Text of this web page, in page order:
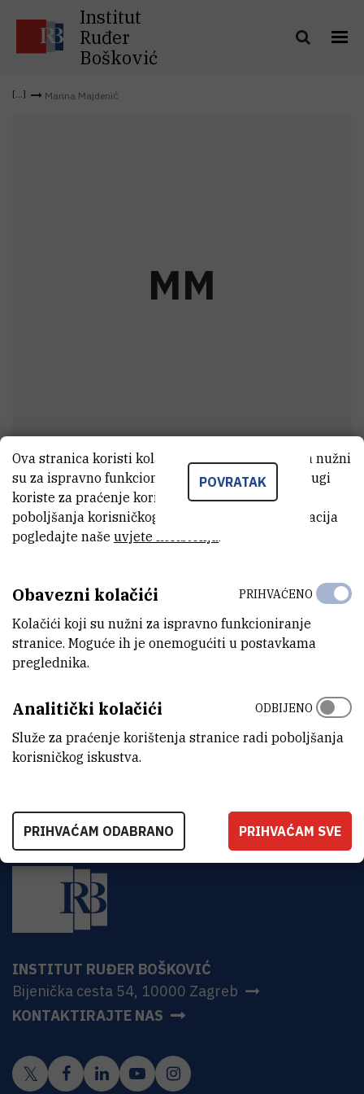
Institut
Ruđer
Bošković
Marina Majdenić
MM
MarinaMajdenić
informatički suradnik
E-MAIL
mamajdeni@irb.hr
ORGANIZACIJSKA JEDINICA
Samostalni odjel za informatičku podršku
Institut Ruđer Bošković
HR-10000 Zagreb
INSTITUT RUĐER BOŠKOVIĆ
Bijenička cesta 54, 10000 Zagreb
KONTAKTIRAJTE NAS
POVRATAK
Ova stranica koristi kolačiće. Neki od tih kolačića nužni
su za ispravno funkcioniranje stranice, dok se drugi
koriste za praćenje korištenja stranice radi
poboljšanja korisničkog iskustva. Za više informacija
pogledajte naše uvjete korištenja.
Obavezni kolačići
Kolačići koji su nužni za ispravno funkcioniranje
stranice. Moguće ih je onemogućiti u postavkama
preglednika.
PRIHVAĆENO
Analitički kolačići
Služe za praćenje korištenja stranice radi poboljšanja
korisničkog iskustva.
ODBIJENO
PRIHVAĆAM ODABRANO PRIHVAĆAM SVE